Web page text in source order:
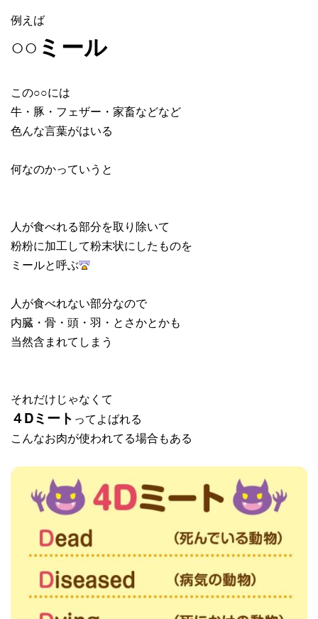
例えば
○○ミール
この○○には
牛・豚・フェザー・家畜などなど
色んな言葉がはいる
何なのかっていうと
人が食べれる部分を取り除いて
粉粉に加工して粉末状にしたものを
ミールと呼ぶ
人が食べれない部分なので
内臓・骨・頭・羽・とさかとかも
当然含まれてしまう
それだけじゃなくて
４Dミート ってよばれる
こんなお肉が使われてる場合もある